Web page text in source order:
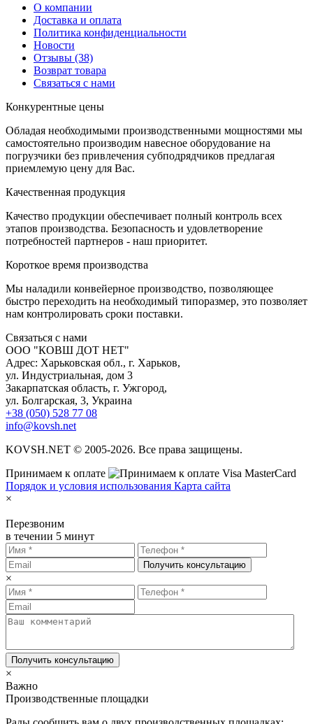
О компании
Доставка и оплата
Политика конфиденциальности
Новости
Отзывы (38)
Возврат товара
Связаться с нами
Конкурентные цены
Обладая необходимыми производственными мощностями мы
самостоятельно производим навесное оборудование на
погрузчики без привлечения субподрядчиков предлагая
приемлемую цену для Вас.
Качественная продукция
Качество продукции обеспечивает полный контроль всех
этапов производства. Безопасность и удовлетворение
потребностей партнеров - наш приоритет.
Короткое время производства
Мы наладили конвейерное производство, позволяющее
быстро переходить на необходимый типоразмер, это позволяет
нам контролировать сроки поставки.
Связаться с нами
ООО "КОВШ ДОТ НЕТ"
Адрес: Харьковская обл., г. Харьков,
ул. Индустриальная, дом 3
Закарпатская область, г. Ужгород,
ул. Болгарская, 3, Украина
+38 (050) 528 77 08
info@kovsh.net
KOVSH.NET © 2005-2026. Все права защищены.
Принимаем к оплате
Порядок и условия использования Карта сайта
×
Перезвоним
в течении 5 минут
Получить консультацию
×
Получить консультацию
×
Важно
Производственные площадки